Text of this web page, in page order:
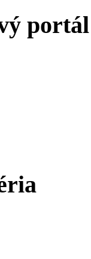
portál